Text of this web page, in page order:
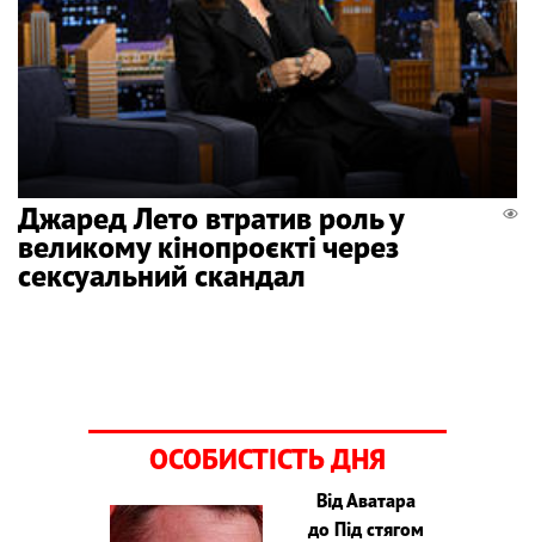
Джаред Лето втратив роль у
великому кінопроєкті через
сексуальний скандал
ОСОБИСТІСТЬ ДНЯ
Від Аватара
до Під стягом